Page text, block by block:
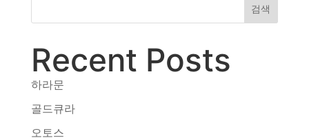
동영상, CI - 카피어랜드㈜
동영상, 홈페이지 - (주)분독
검색
Recent Posts
하라문
골드큐라
오토스